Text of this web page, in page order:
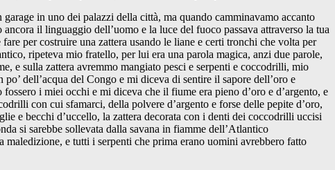
in uno dei palazzi della città, ma quando camminavamo accanto
il linguaggio dell’uomo e la luce del fuoco passava attraverso la tua
per costruire una zattera usando le liane e certi tronchi che volta per
ripeteva mio fratello, per lui era una parola magica, anzi due parole,
e sulla zattera avremmo mangiato pesci e serpenti e coccodrilli, mio
dell’acqua del Congo e mi diceva di sentire il sapore dell’oro e
i miei occhi e mi diceva che il fiume era pieno d’oro e d’argento, e
con cui sfamarci, della polvere d’argento e forse delle pepite d’oro,
e becchi d’uccello, la zattera decorata con i denti dei coccodrilli uccisi
si sarebbe sollevata dalla savana in fiamme dell’Atlantico
e tutti i serpenti che prima erano uomini avrebbero fatto